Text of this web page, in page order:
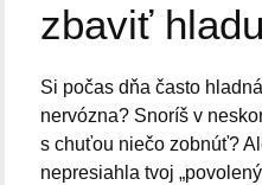
zbaviť hladu
Si počas dňa často
nervózna? Snoríš v
s chuťou niečo zobnúť?
nepresiahla tvoj